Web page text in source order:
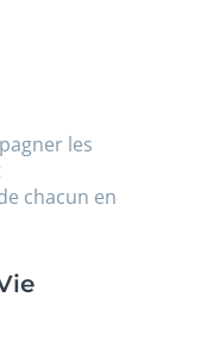
les
chacun en